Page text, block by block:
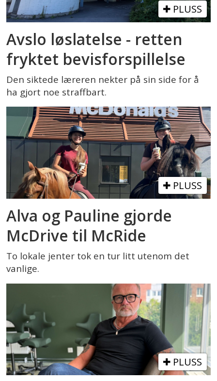
PLUSS
Avslo løslatelse - retten
fryktet bevisforspillelse
Den siktede læreren nekter på sin side for å
ha gjort noe straffbart.
PLUSS
Alva og Pauline gjorde
McDrive til McRide
To lokale jenter tok en tur litt utenom det
vanlige.
PLUSS